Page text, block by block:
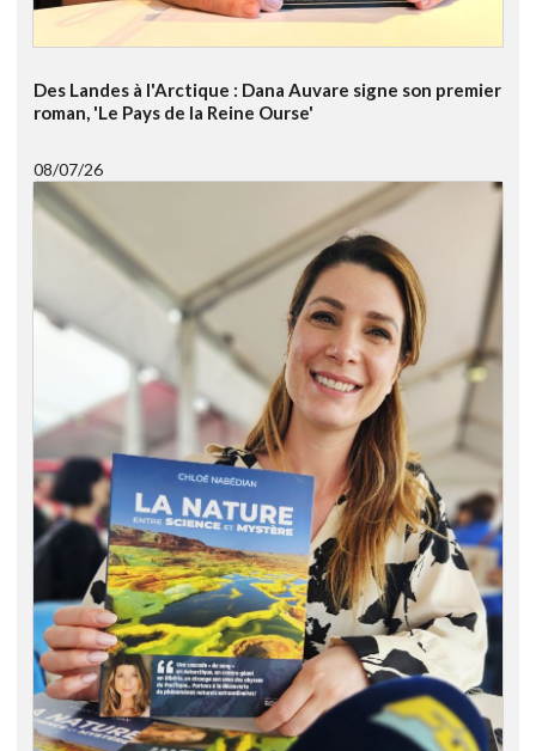
Des Landes à l'Arctique : Dana Auvare signe son premier
roman, 'Le Pays de la Reine Ourse'
08/07/26